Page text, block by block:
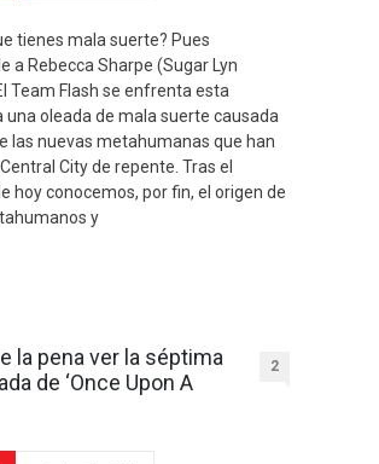
tienes mala suerte? Pues
a Rebecca Sharpe (Sugar Lyn
Team Flash se enfrenta esta
una oleada de mala suerte causada
las nuevas metahumanas que han
Central City de repente. Tras el
hoy conocemos, por fin, el origen de
y
la pena ver la séptima
de ‘Once Upon A
2